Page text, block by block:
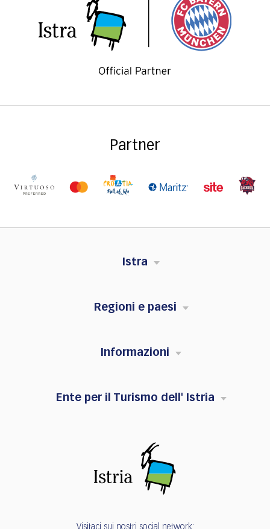
Partner
Istra
Regioni e paesi
Informazioni
Ente per il Turismo dell' Istria
Visitaci sui nostri social network: